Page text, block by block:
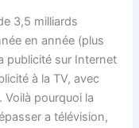
3,5 milliards
en année (plus
publicité sur Internet
à la TV, avec
Voilà pourquoi la
a télévision,